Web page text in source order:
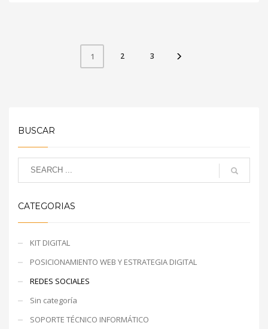
1 2 3
BUSCAR
CATEGORIAS
KIT DIGITAL
POSICIONAMIENTO WEB Y ESTRATEGIA DIGITAL
REDES SOCIALES
Sin categoría
SOPORTE TÉCNICO INFORMÁTICO